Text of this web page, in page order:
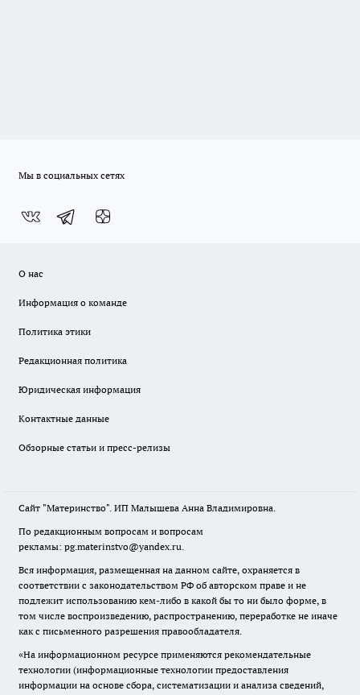
Мы в социальных сетях
О нас
Информация о команде
Политика этики
Редакционная политика
Юридическая информация
Контактные данные
Обзорные статьи и пресс-релизы
Сайт "Материнство". ИП Малышева Анна Владимировна.
По редакционным вопросам и вопросам
рекламы: pg.materinstvo@yandex.ru.
Вся информация, размещенная на данном сайте, охраняется в
соответствии с законодательством РФ об авторском праве и не
подлежит использованию кем-либо в какой бы то ни было форме, в
том числе воспроизведению, распространению, переработке не иначе
как с письменного разрешения правообладателя.
«На информационном ресурсе применяются рекомендательные
технологии (информационные технологии предоставления
информации на основе сбора, систематизации и анализа сведений,